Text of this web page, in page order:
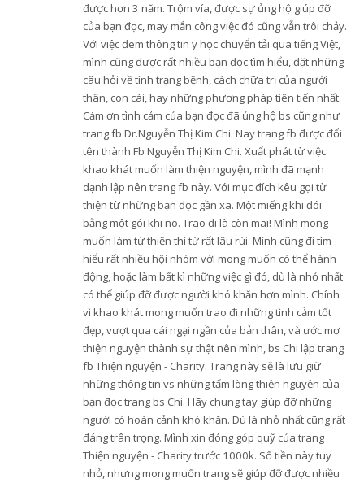
được hơn 3 năm. Trộm vía, được sự ủng hộ giúp đỡ
của bạn đọc, may mắn công việc đó cũng vẫn trôi chảy.
Với việc đem thông tin y học chuyển tải qua tiếng Việt,
mình cũng được rất nhiều bạn đọc tìm hiểu, đặt những
câu hỏi về tình trạng bệnh, cách chữa trị của người
thân, con cái, hay những phương pháp tiên tiến nhất.
Cảm ơn tình cảm của bạn đọc đã ủng hộ bs cũng như
trang fb Dr.Nguyễn Thị Kim Chi. Nay trang fb được đổi
tên thành Fb Nguyễn Thị Kim Chi. Xuất phát từ việc
khao khát muốn làm thiện nguyện, mình đã mạnh
dạnh lập nên trang fb này. Với mục đích kêu gọi từ
thiện từ những bạn đọc gần xa. Một miếng khi đói
bằng một gói khi no. Trao đi là còn mãi! Mình mong
muốn làm từ thiện thì từ rất lâu rùi. Mình cũng đi tìm
hiểu rất nhiều hội nhóm với mong muốn có thể hành
động, hoặc làm bất kì những việc gì đó, dù là nhỏ nhất
có thể giúp đỡ được người khó khăn hơn mình. Chính
vì khao khát mong muốn trao đi những tình cảm tốt
đẹp, vượt qua cái ngại ngần của bản thân, và ước mơ
thiện nguyện thành sự thật nên mình, bs Chi lập trang
fb Thiện nguyện - Charity. Trang này sẽ là lưu giữ
những thông tin vs những tấm lòng thiện nguyện của
bạn đọc trang bs Chi. Hãy chung tay giúp đỡ những
người có hoàn cảnh khó khăn. Dù là nhỏ nhất cũng rất
đáng trân trọng. Mình xin đóng góp quỹ của trang
Thiện nguyện - Charity trước 1000k. Số tiền này tuy
nhỏ, nhưng mong muốn trang sẽ giúp đỡ được nhiều